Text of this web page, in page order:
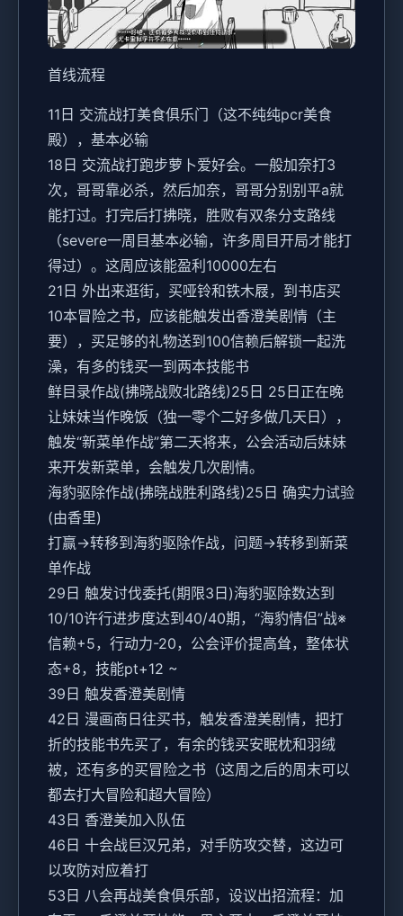
首线流程
11日 交流战打美食俱乐门（这不纯纯pcr美食
殿），基本必输
18日 交流战打跑步萝卜爱好会。一般加奈打3
次，哥哥靠必杀，然后加奈，哥哥分别别平a就
能打过。打完后打拂晓，胜败有双条分支路线
（severe一周目基本必输，许多周目开局才能打
得过）。这周应该能盈利10000左右
21日 外出来逛街，买哑铃和铁木屐，到书店买
10本冒险之书，应该能触发出香澄美剧情（主
要），买足够的礼物送到100信赖后解锁一起洗
澡，有多的钱买一到两本技能书
鲜目录作战(拂晓战败北路线)25日 25日正在晚
让妹妹当作晚饭（独一零个二好多做几天日），
触发“新菜单作战”第二天将来，公会活动后妹妹
来开发新菜单，会触发几次剧情。
海豹驱除作战(拂晓战胜利路线)25日 确实力试验
(由香里)
打赢→转移到海豹驱除作战，问题→转移到新菜
单作战
29日 触发讨伐委托(期限3日)海豹驱除数达到
10/10许行进步度达到40/40期，“海豹情侣”战※
信赖+5，行动力-20，公会评价提高耸，整体状
态+8，技能pt+12 ~
39日 触发香澄美剧情
42日 漫画商日往买书，触发香澄美剧情，把打
折的技能书先买了，有余的钱买安眠枕和羽绒
被，还有多的买冒险之书（这周之后的周末可以
都去打大冒险和超大冒险）
43日 香澄美加入队伍
46日 十会战巨汉兄弟，对手防攻交替，这边可
以攻防对应着打
53日 八会再战美食俱乐部，设议出招流程：加